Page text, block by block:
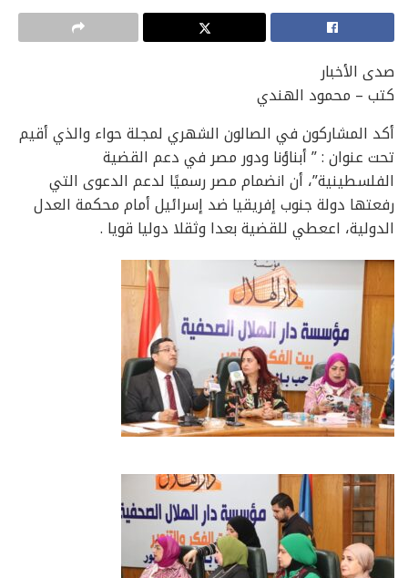
صدى الأخبار
كتب – محمود الهندي
أكد المشاركون في الصالون الشهري لمجلة حواء والذي أقيم
تحت عنوان : ” أبناؤنا ودور مصر في دعم القضية
الفلسطينية”، أن انضمام مصر رسميًا لدعم الدعوى التي
رفعتها دولة جنوب إفريقيا ضد إسرائيل أمام محكمة العدل
الدولية، اععطي للقضية بعدا وثقلا دوليا قويا .